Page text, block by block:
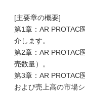
[主要章の概要]
第1章：AR PROTAC
介します。
第2章：AR PROTAC
売数量）。
第3章：AR PROTAC
および売上高の市場